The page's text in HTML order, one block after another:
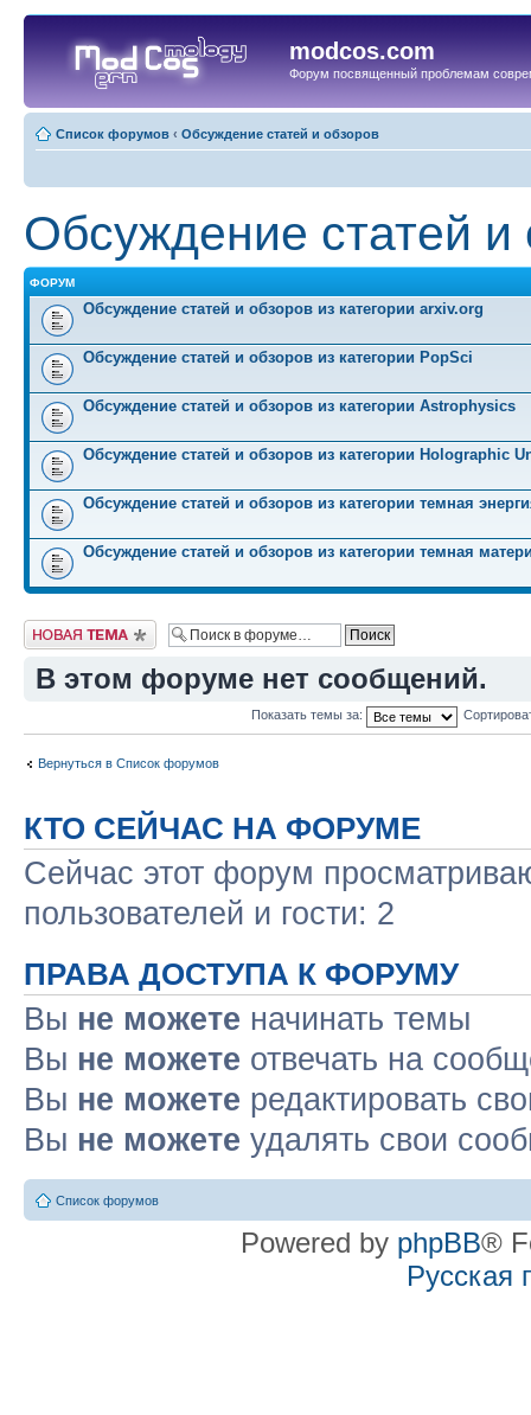
modcos.com
Форум посвященный проблемам
Список форумов ‹ Обсуждение статей и обзоров
Обсуждение статей и
ФОРУМ
Обсуждение статей и обзоров из категории arxiv.org
Обсуждение статей и обзоров из категории PopSci
Обсуждение статей и обзоров из категории Astrophysics
Обсуждение статей и обзоров из категории Holographic
Обсуждение статей и обзоров из категории темная
Обсуждение статей и обзоров из категории темная
Начать новую тему
В этом форуме нет сообщений.
Показать темы за:
Вернуться в Список форумов
КТО СЕЙЧАС НА ФОРУМЕ
Сейчас этот форум
пользователей и гости: 2
ПРАВА ДОСТУПА К ФОРУМУ
Вы не можете начинать темы
Вы не можете отвечать на
Вы не можете редактировать
Вы не можете удалять свои
Список форумов
Powered by phpBB®
Русская